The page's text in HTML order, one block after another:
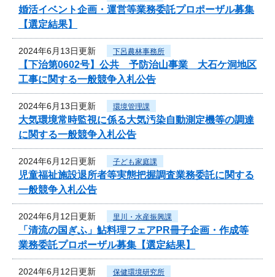
婚活イベント企画・運営等業務委託プロポーザル募集
【選定結果】
2024年6月13日更新 下呂農林事務所
【下治第0602号】公共 予防治山事業 大石ケ洞地区
工事に関する一般競争入札公告
2024年6月13日更新 環境管理課
大気環境常時監視に係る大気汚染自動測定機等の調達
に関する一般競争入札公告
2024年6月12日更新 子ども家庭課
児童福祉施設退所者等実態把握調査業務委託に関する
一般競争入札公告
2024年6月12日更新 里川・水産振興課
「清流の国ぎふ」鮎料理フェアPR冊子企画・作成等
業務委託プロポーザル募集【選定結果】
2024年6月12日更新 保健環境研究所